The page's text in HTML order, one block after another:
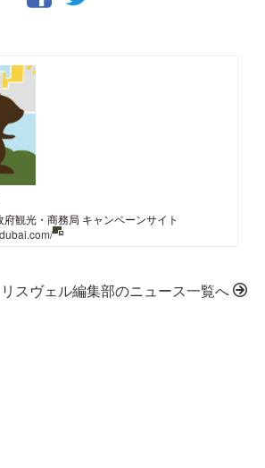
観光・商務局 キャンペーンサイト
リスヴェル編集部のニュース一覧へ